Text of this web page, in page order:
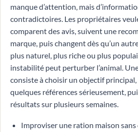
manque d’attention, mais
contradictoires. Les propriétaires
comparent des avis, suivent une
marque, puis changent dès qu’un
plus naturel, plus riche ou plus
instabilité peut perturber l’animal.
consiste à choisir un objectif
quelques références sérieusement,
résultats sur plusieurs semaines.
Improviser une ration maison sans